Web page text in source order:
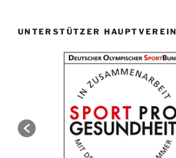
UNTERSTÜTZER HAUPTVEREIN